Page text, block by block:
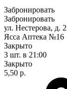
Забронировать
Забронировать
ул. Нестерова, д.
Ясса Аптека №16
Закрыто
3 шт. в 21:00
Закрыто
5,50 р.